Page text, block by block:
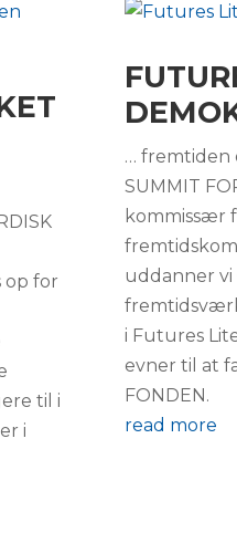
op for
til i
i
… fremtiden
SUMMIT
kommissær
uddanner vi
i Futures
evner til at
FONDEN.
read more